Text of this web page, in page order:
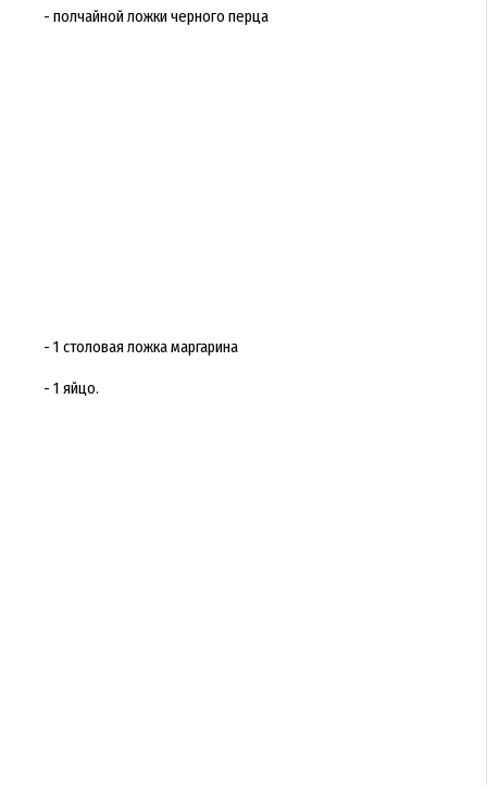
- полчайной ложки черного перца
- 1 столовая ложка маргарина
- 1 яйцо.